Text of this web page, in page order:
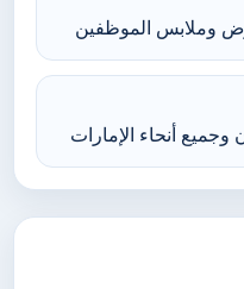
وملابس الموظفين
أنحاء الإمارات